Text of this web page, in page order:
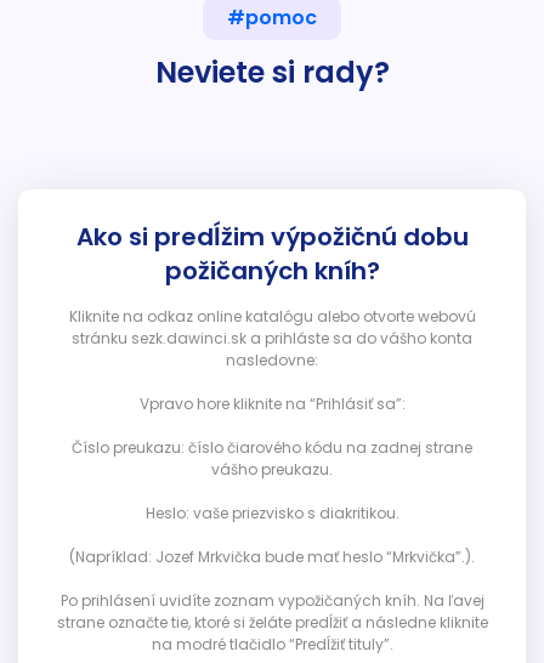
#pomoc
Neviete si rady?
Ako si predĺžim výpožičnú dobu
požičaných kníh?
Kliknite na odkaz online katalógu alebo otvorte webovú
stránku sezk.dawinci.sk a prihláste sa do vášho konta
nasledovne:
Vpravo hore kliknite na “Prihlásiť sa”:
Číslo preukazu: číslo čiarového kódu na zadnej strane
vášho preukazu.
Heslo: vaše priezvisko s diakritikou.
(Napríklad: Jozef Mrkvička bude mať heslo “Mrkvička”.).
Po prihlásení uvidíte zoznam vypožičaných kníh. Na ľavej
strane označte tie, ktoré si želáte predĺžiť a následne kliknite
na modré tlačidlo “Predĺžiť tituly”.